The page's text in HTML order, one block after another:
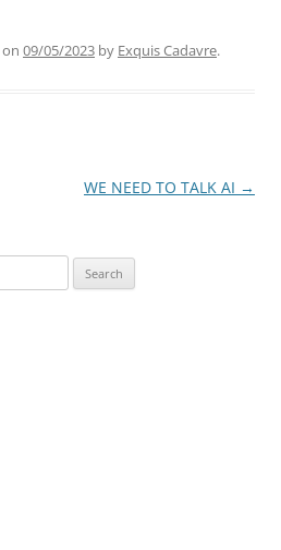
on 09/05/2023 by Exquis Cadavre.
WE NEED TO TALK AI →